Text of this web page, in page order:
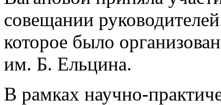
совещании
которое было
им. Б. Ельцина.
В рамках научно-